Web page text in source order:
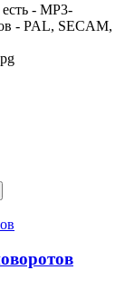
- MP3-
- PAL, SECAM,